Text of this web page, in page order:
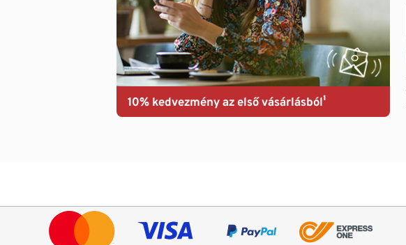
10% kedvezmény az első vásárlásból¹